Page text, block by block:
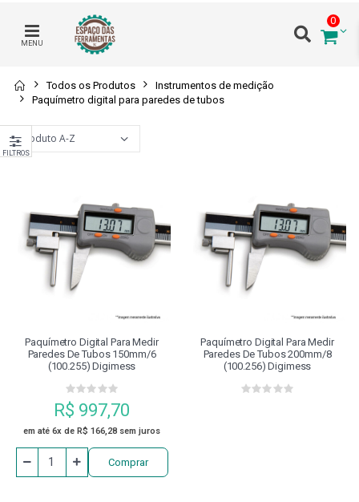
MENU
0
Todos os Produtos
Instrumentos de medição
Paquímetro digital para paredes de tubos
Paquímetro Digital Para Medir
Paredes De Tubos 150mm/6
(100.255) Digimess
R$ 997,70
em até 6x de R$ 166,28 sem juros
Comprar
Paquímetro Digital Para Medir
Paredes De Tubos 200mm/8
(100.256) Digimess
FILTROS